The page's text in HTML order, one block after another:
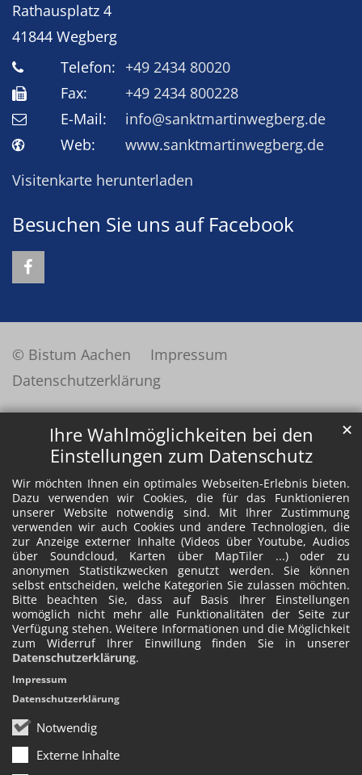
Ihre Wahlmöglichkeiten bei den
Einstellungen zum Datenschutz
Wir möchten Ihnen ein optimales Webseiten-Erlebnis bieten.
Dazu verwenden wir Cookies, die für das Funktionieren
unserer Website notwendig sind. Mit Ihrer Zustimmung
verwenden wir auch Cookies und andere Technologien, die
zur Anzeige externer Inhalte (Videos über Youtube, Audios
über Soundcloud, Karten über MapTiler ...) oder zu
anonymen Statistikzwecken genutzt werden. Sie können
selbst entscheiden, welche Kategorien Sie zulassen möchten.
Bitte beachten Sie, dass auf Basis Ihrer Einstellungen
womöglich nicht mehr alle Funktionalitäten der Seite zur
Verfügung stehen. Weitere Informationen und die Möglichkeit
zum Widerruf Ihrer Einwillung finden Sie in unserer
Datenschutzerklärung.
Notwendig
Externe Inhalte
✕
Impressum
Datenschutzerklärung
Rathausplatz 4
41844 Wegberg
Telefon: +49 2434 80020
Fax:
+49 2434 800228
E-Mail:
info@sanktmartinwegberg.de
Web:
www.sanktmartinwegberg.de
Visitenkarte herunterladen
Besuchen Sie uns auf Facebook
© Bistum Aachen
Impressum
Datenschutzerklärung